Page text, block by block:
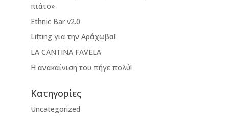
πιάτο»
Ethnic Bar v2.0
Lifting για την Αράχωβα!
LA CANTINA FAVELA
Η ανακαίνιση του πήγε πολύ!
Kατηγορίες
Uncategorized